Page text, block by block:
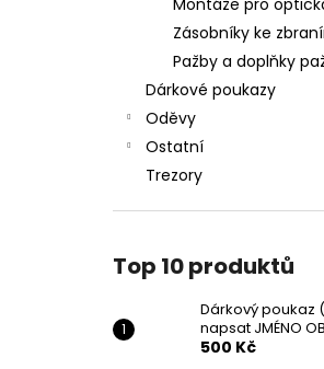
Montáže pro
Zásobníky ke
Pažby a doplňky
Dárkové poukazy
Oděvy
Ostatní
Trezory
Top 10 produktů
Dárkový poukaz
napsat JMÉNO
500 Kč